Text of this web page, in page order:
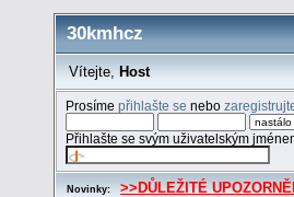
30kmhcz
Vítejte, Host
Prosímepřihlašte se nebo
Přihlašte se svým uživatelským
Novinky: >>DŮLEŽITÉ